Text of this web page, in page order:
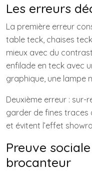
Les erreurs
La première erreur
table teck, chaises
mieux avec du
enfilade en teck avec
graphique, une lampe
Deuxième erreur : sur-
garder de fines traces
et évitent l’effet
Preuve
brocanteur